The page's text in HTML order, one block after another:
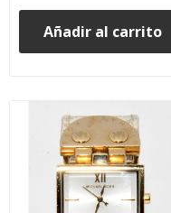
Añadir al carrito